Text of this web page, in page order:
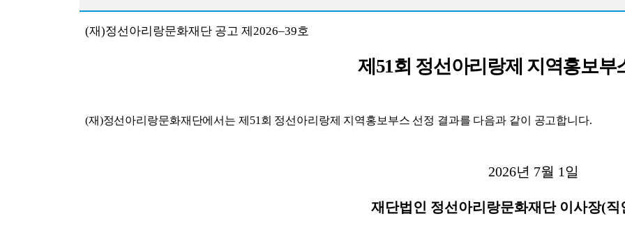
(재)정선아리랑문화재단 공고 제2026–39호
제 51회 정선아리랑제 지역홍보부
(재)정선아리랑문화재단에서는 제 51 회 정선아리랑제 지역홍보부스 선정 결과를 다음과 같이 공고합니다.
2026년 7월 1일
재단법인 정선아리랑문화재단 이사장(직인